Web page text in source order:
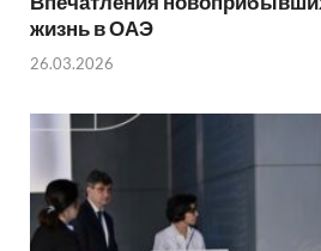
жизнь в ОАЭ
26.03.2026